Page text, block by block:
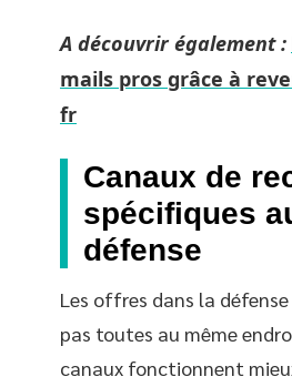
A découvrir également :
mails pros grâce à
fr
Canaux de
spécifiques
défense
Les offres dans la
pas toutes au même
canaux fonctionnent